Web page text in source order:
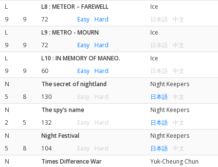
L
L8 : METEOR – FAREWELL
Ice
9
9 72 Easy Hard 日本語
中文
L
L9 : METRO - MOURN
Ice
9
9 72 Easy Hard 日本語
中文
L
L10 : IN MEMORY OF MANEO.
Ice
9
9 60 Easy Hard 日本語
中文
N
The secret of nightland
Night Keepers
5
8 130 Easy Hard 日本語
中文
N
The spy's name
Night Keepers
2
5 132 Easy Hard 日本語
中文
N
Night Festival
Night Keepers
5
8 104 Easy Hard 日本語
中文
N
Times Difference War
Yuk-Cheung Chun